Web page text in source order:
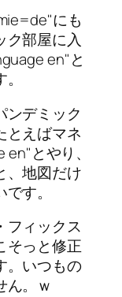
にも
ク部屋に入
en"と
デミック
とえばマネ
とやり、
、地図だけ
す。
ィックス
そっと修正
。いつもの
ん。ｗ